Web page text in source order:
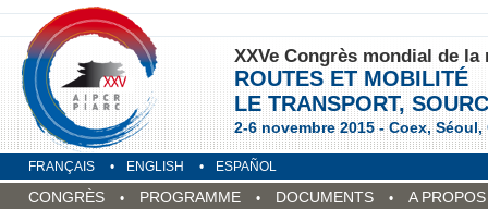
XXVe Congrès mondial de la
ROUTES ET MOBILITÉ
LE TRANSPORT,
2-6 novembre 2015 - Coex, Séoul,
FRANÇAIS ENGLISH ESPAÑOL
CONGRÈS PROGRAMME DOCUMENTS A